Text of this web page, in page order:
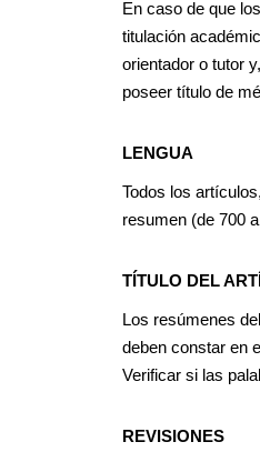
En caso de que
titulación
orientador o tutor
poseer título de
LENGUA
Todos los
resumen (de 700
TÍTULO DEL
Los resúmenes
deben constar en
Verificar si las
REVISIONES